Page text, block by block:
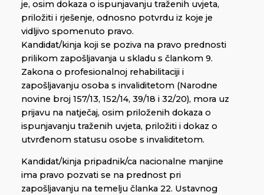
je, osim dokaza o ispunjavanju traženih uvjeta,
priložiti i rješenje, odnosno potvrdu iz koje je
vidljivo spomenuto pravo.
Kandidat/kinja koji se poziva na pravo prednosti
prilikom zapošljavanja u skladu s člankom 9.
Zakona o profesionalnoj rehabilitaciji i
zapošljavanju osoba s invaliditetom (Narodne
novine broj 157/13, 152/14, 39/18 i 32/20), mora uz
prijavu na natječaj, osim priloženih dokaza o
ispunjavanju traženih uvjeta, priložiti i dokaz o
utvrđenom statusu osobe s invaliditetom.
Kandidat/kinja pripadnik/ca nacionalne manjine
ima pravo pozvati se na prednost pri
zapošljavanju na temelju članka 22. Ustavnog